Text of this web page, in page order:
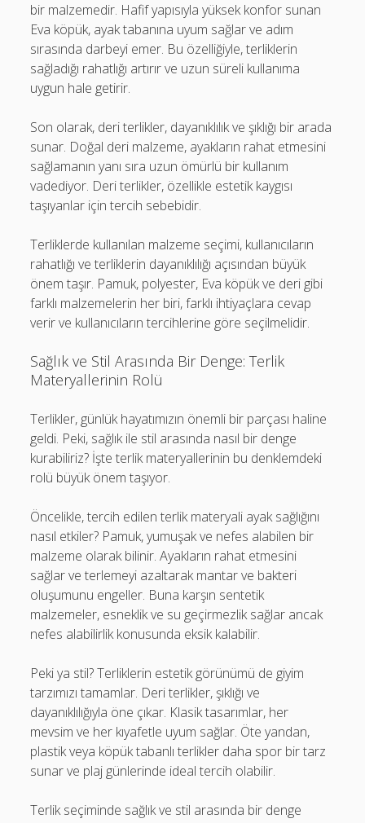
bir malzemedir. Hafif yapısıyla yüksek konfor sunan
Eva köpük, ayak tabanına uyum sağlar ve adım
sırasında darbeyi emer. Bu özelliğiyle, terliklerin
sağladığı rahatlığı artırır ve uzun süreli kullanıma
uygun hale getirir.
Son olarak, deri terlikler, dayanıklılık ve şıklığı bir arada
sunar. Doğal deri malzeme, ayakların rahat etmesini
sağlamanın yanı sıra uzun ömürlü bir kullanım
vadediyor. Deri terlikler, özellikle estetik kaygısı
taşıyanlar için tercih sebebidir.
Terliklerde kullanılan malzeme seçimi, kullanıcıların
rahatlığı ve terliklerin dayanıklılığı açısından büyük
önem taşır. Pamuk, polyester, Eva köpük ve deri gibi
farklı malzemelerin her biri, farklı ihtiyaçlara cevap
verir ve kullanıcıların tercihlerine göre seçilmelidir.
Sağlık ve Stil Arasında Bir Denge: Terlik
Materyallerinin Rolü
Terlikler, günlük hayatımızın önemli bir parçası haline
geldi. Peki, sağlık ile stil arasında nasıl bir denge
kurabiliriz? İşte terlik materyallerinin bu denklemdeki
rolü büyük önem taşıyor.
Öncelikle, tercih edilen terlik materyali ayak sağlığını
nasıl etkiler? Pamuk, yumuşak ve nefes alabilen bir
malzeme olarak bilinir. Ayakların rahat etmesini
sağlar ve terlemeyi azaltarak mantar ve bakteri
oluşumunu engeller. Buna karşın sentetik
malzemeler, esneklik ve su geçirmezlik sağlar ancak
nefes alabilirlik konusunda eksik kalabilir.
Peki ya stil? Terliklerin estetik görünümü de giyim
tarzımızı tamamlar. Deri terlikler, şıklığı ve
dayanıklılığıyla öne çıkar. Klasik tasarımlar, her
mevsim ve her kıyafetle uyum sağlar. Öte yandan,
plastik veya köpük tabanlı terlikler daha spor bir tarz
sunar ve plaj günlerinde ideal tercih olabilir.
Terlik seçiminde sağlık ve stil arasında bir denge